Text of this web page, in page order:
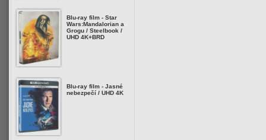
Blu-ray film - Star
Wars:Mandalorian a
Grogu / Steelbook /
UHD 4K+BRD
Blu-ray film - Jasné
nebezpečí / UHD 4K